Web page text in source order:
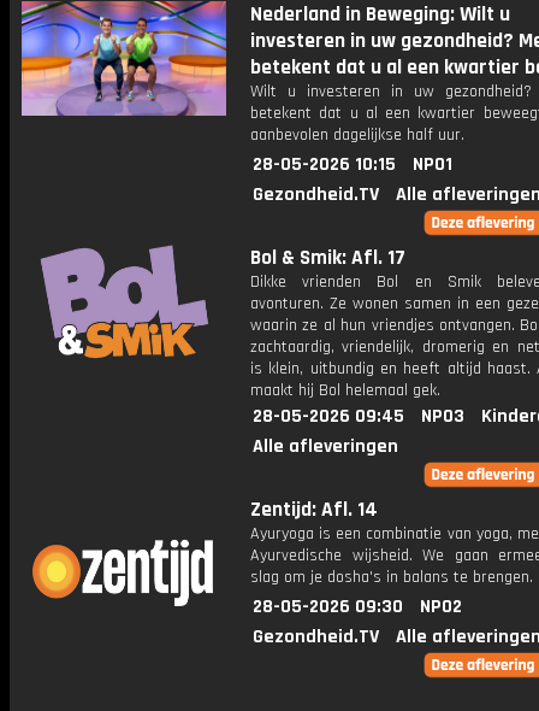
Nederland in Beweging: Wilt u
investeren in uw gezondheid?
betekent dat u al een kwartier
Wilt u investeren in uw gezondheid?
betekent dat u al een kwartier
aanbevolen dagelijkse half uur.
28-05-2026 10:15
NPO1
Gezondheid.TV
Alle
Bol & Smik: Afl. 17
Dikke vrienden Bol en Smik
avonturen. Ze wonen samen in een
waarin ze al hun vriendjes ontvangen.
zachtaardig, vriendelijk, dromerig en
is klein, uitbundig en heeft altijd haast.
maakt hij Bol helemaal gek.
28-05-2026 09:45 NPO3
Alle afleveringen
Zentijd: Afl. 14
Ayuryoga is een combinatie van yoga,
Ayurvedische wijsheid. We gaan
slag om je dosha's in balans te brengen.
28-05-2026 09:30
NPO2
Gezondheid.TV
Alle